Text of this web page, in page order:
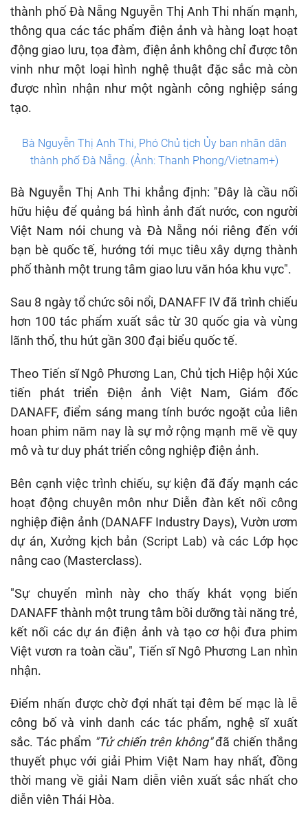
thành phố Đà Nẵng Nguyễn Thị Anh Thi nhấn mạnh,
thông qua các tác phẩm điện ảnh và hàng loạt hoạt
động giao lưu, tọa đàm, điện ảnh không chỉ được tôn
vinh như một loại hình nghệ thuật đặc sắc mà còn
được nhìn nhận như một ngành công nghiệp sáng
tạo.
Bà Nguyễn Thị Anh Thi, Phó Chủ tịch Ủy ban nhân dân
thành phố Đà Nẵng. (Ảnh: Thanh Phong/Vietnam+)
Bà Nguyễn Thị Anh Thi khẳng định: "Đây là cầu nối
hữu hiệu để quảng bá hình ảnh đất nước, con người
Việt Nam nói chung và Đà Nẵng nói riêng đến với
bạn bè quốc tế, hướng tới mục tiêu xây dựng thành
phố thành một trung tâm giao lưu văn hóa khu vực".
Sau 8 ngày tổ chức sôi nổi, DANAFF IV đã trình chiếu
hơn 100 tác phẩm xuất sắc từ 30 quốc gia và vùng
lãnh thổ, thu hút gần 300 đại biểu quốc tế.
Theo Tiến sĩ Ngô Phương Lan, Chủ tịch Hiệp hội Xúc
tiến phát triển Điện ảnh Việt Nam, Giám đốc
DANAFF, điểm sáng mang tính bước ngoặt của liên
hoan phim năm nay là sự mở rộng mạnh mẽ về quy
mô và tư duy phát triển công nghiệp điện ảnh.
Bên cạnh việc trình chiếu, sự kiện đã đẩy mạnh các
hoạt động chuyên môn như Diễn đàn kết nối công
nghiệp điện ảnh (DANAFF Industry Days), Vườn ươm
dự án, Xưởng kịch bản (Script Lab) và các Lớp học
nâng cao (Masterclass).
"Sự chuyển mình này cho thấy khát vọng biến
DANAFF thành một trung tâm bồi dưỡng tài năng trẻ,
kết nối các dự án điện ảnh và tạo cơ hội đưa phim
Việt vươn ra toàn cầu", Tiến sĩ Ngô Phương Lan nhìn
nhận.
Điểm nhấn được chờ đợi nhất tại đêm bế mạc là lễ
công bố và vinh danh các tác phẩm, nghệ sĩ xuất
sắc. Tác phẩm "Tử chiến trên không"đã chiến thắng
thuyết phục với giải Phim Việt Nam hay nhất, đồng
thời mang về giải Nam diễn viên xuất sắc nhất cho
diễn viên Thái Hòa.